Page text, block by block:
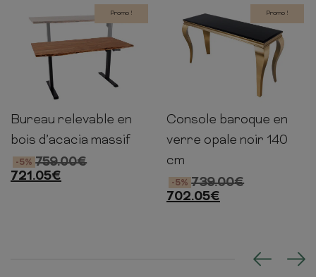
Promo !
78-
123cm
140cm 80cm
Bureau relevable en
bois d’acacia massif
759.00€
-5%
721.05€
Promo !
75cm 140cm 50cm
Console baroque en
verre opale noir 140
cm
739.00€
-5%
702.05€